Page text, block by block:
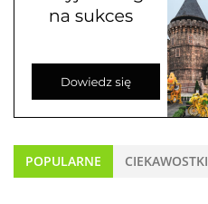
POPULARNE CIEKAWOSTKI